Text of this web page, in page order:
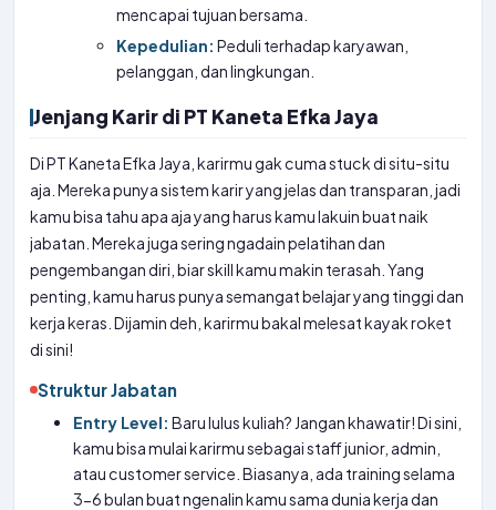
mencapai tujuan bersama.
Kepedulian: Peduli terhadap karyawan,
pelanggan, dan lingkungan.
Jenjang Karir di PT Kaneta Efka Jaya
Di PT Kaneta Efka Jaya, karirmu gak cuma stuck di situ-situ
aja. Mereka punya sistem karir yang jelas dan transparan, jadi
kamu bisa tahu apa aja yang harus kamu lakuin buat naik
jabatan. Mereka juga sering ngadain pelatihan dan
pengembangan diri, biar skill kamu makin terasah. Yang
penting, kamu harus punya semangat belajar yang tinggi dan
kerja keras. Dijamin deh, karirmu bakal melesat kayak roket
di sini!
Struktur Jabatan
Entry Level: Baru lulus kuliah? Jangan khawatir! Di sini,
kamu bisa mulai karirmu sebagai staff junior, admin,
atau customer service. Biasanya, ada training selama
3-6 bulan buat ngenalin kamu sama dunia kerja dan